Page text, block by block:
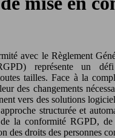
avec le Règlement
représente un
tailles. Face à la
des changements
vers des solutions
structurée et
la conformité RGPD,
des droits des personnes